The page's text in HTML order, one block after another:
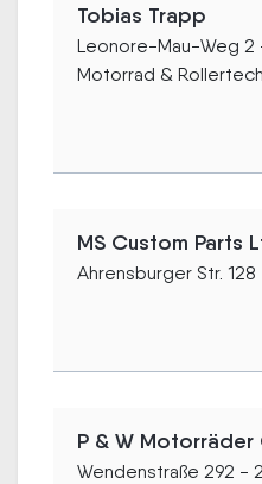
Tobias Trapp
Leonore-Mau-Weg 2
Motorrad &
MS Custom Parts
Ahrensburger Str.
P & W Motorräder
Wendenstraße 292 -